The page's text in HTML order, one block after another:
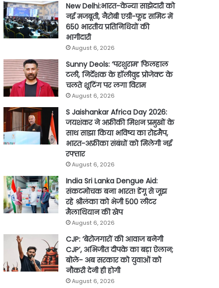
New Delhi:भारत-केन्या साझेदारी को
नई मजबूती, नैरोबी एग्री-फूड समिट में
650 भारतीय प्रतिनिधियों की
भागीदारी
August 6, 2026
Sunny Deols: ‘परशुराम’ फिलहाल
टली, निर्देशक के हॉलीवुड प्रोजेक्ट के
चलते शूटिंग पर लगा विराम
August 6, 2026
S Jaishankar Africa Day 2026:
जयशंकर ने अफ्रीकी मिशन प्रमुखों के
साथ साझा किया भविष्य का रोडमैप,
भारत-अफ्रीका संबंधों को मिलेगी नई
रफ्तार
August 6, 2026
India Sri Lanka Dengue Aid:
संकटमोचक बना भारत! डेंगू से जूझ
रहे श्रीलंका को भेजी 500 लीटर
मैलाथियान की खेप
August 6, 2026
CJP: ‘बेरोजगारों की आवाज बनेगी
CJP’, अभिजीत दीपके का बड़ा ऐलान;
बोले- अब सरकार को युवाओं को
नौकरी देनी ही होगी
August 6, 2026